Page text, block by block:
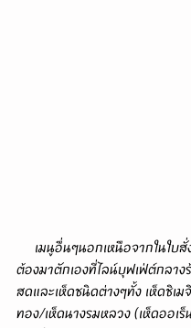
ต้องมาตักเองที่ไลน์บุฟเฟ่ต์กลาง
สดและเห็ดชนิดต่างๆทั้ง เห็ดชิเม
ทอง/เห็ดนางรมหลวง (เห็ดออเ